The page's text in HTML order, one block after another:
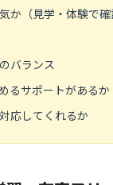
か（見学・体験で確
バランス
るサポートがあるか
応してくれるか